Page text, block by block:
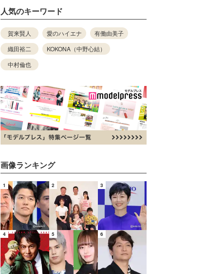
人気のキーワード
賀来賢人 愛のハイエナ
有働由美子
織田裕二
KOKONA（中野心結）
中村倫也
画像ランキング
1 2 3
4 5 6